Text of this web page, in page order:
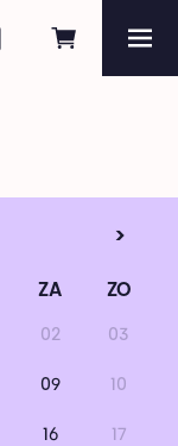
Online
Agenda
>
ZA ZO
02 03
09 10
16 17